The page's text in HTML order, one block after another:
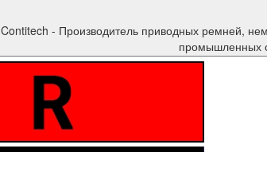
Contitech - Производитель приводных ремней, немецкое качество в каждом ремне. Contitech выпускает высокотехнологичные изделия для большинства
промышленных